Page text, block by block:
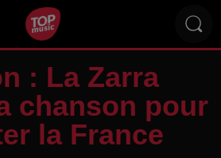
: La Zarra
chanson pour
la France